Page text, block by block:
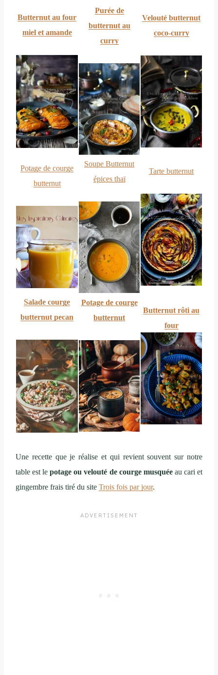
Butternut au four
miel et amande
Purée de
butternut au
curry
Velouté butternut
coco-curry
Potage de courge
butternut
Soupe Butternut
épices thaï
Tarte butternut
Salade courge
butternut pecan
Potage de courge
butternut
Butternut rôti au
four
Une recette que je réalise et qui revient souvent sur notre
table est lepotage ou velouté de courge musquéeau cari et
gingembre frais tiré du site Trois fois par jour.